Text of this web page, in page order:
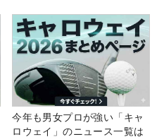
今年も男女プロが強い「キャ
ロウェイ」のニュース一覧は